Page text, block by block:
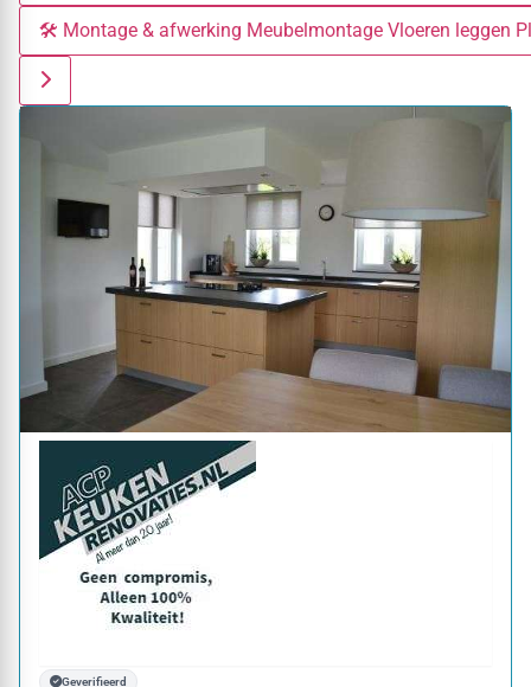
🛠️ Montage & afwerking Meubelmontage Vloeren leggen
Geverifieerd